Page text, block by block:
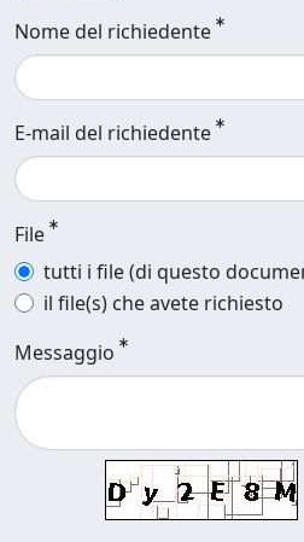
Nome del richiedente
E-mail del richiedente
File
tutti i file (di questo
il file(s) che avete richiesto
Messaggio